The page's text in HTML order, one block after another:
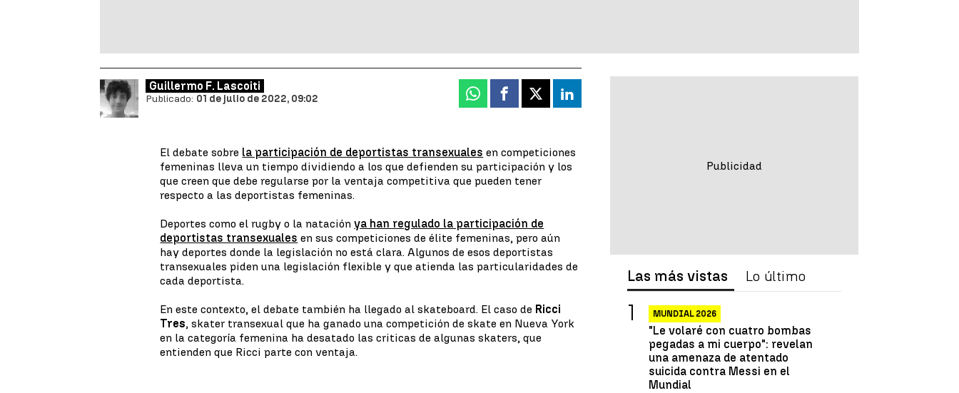
Guillermo F. Lascoiti
Publicado: 01 de julio de 2022, 09:02 Whatsapp
Facebook
X Linkedin
El debate sobre la participación de deportistas transexuales en competiciones
femeninas lleva un tiempo dividiendo a los que defienden su participación y los
que creen que debe regularse por la ventaja competitiva que pueden tener
respecto a las deportistas femeninas.
Deportes como el rugby o la nataciónya han regulado la participación de
deportistas transexuales en sus competiciones de élite femeninas, pero aún
hay deportes donde la legislación no está clara. Algunos de esos deportistas
transexuales piden una legislación flexible y que atienda las particularidades de
cada deportista.
En este contexto, el debate también ha llegado al skateboard. El caso de Ricci
Tres, skater transexual que ha ganado una competición de skate en Nueva York
en la categoría femenina ha desatado las criticas de algunas skaters, que
entienden que Ricci parte con ventaja.
Las más vistas Lo último
MUNDIAL 2026
"Le volaré con cuatro bombas
pegadas a mi cuerpo": revelan
una amenaza de atentado
suicida contra Messi en el
Mundial